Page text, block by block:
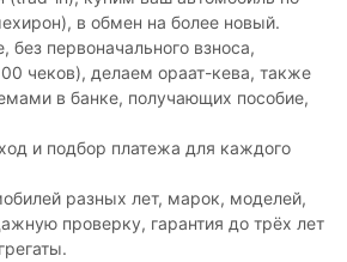
в обмен на более новый.
без первоначального взноса,
чеков), делаем ораат-кева, также
в банке, получающих пособие,
и подбор платежа для каждого
разных лет, марок, моделей,
проверку, гарантия до трёх лет